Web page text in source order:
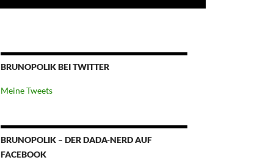
BRUNOPOLIK BEI TWITTER
Meine Tweets
BRUNOPOLIK – DER DADA-NERD AUF
FACEBOOK